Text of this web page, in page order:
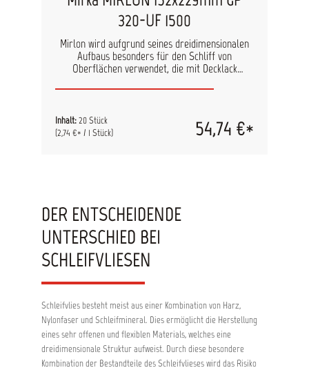
320-UF 1500
Mirlon wird aufgrund seines dreidimensionalen
Aufbaus besonders für den Schliff von
Oberflächen verwendet, die mit Decklack
Es erzielt effizient ein einheitliches Schliffbild.
(GP,VF)/Siliziumkarbid (UF,MF) Farbe: Grün
(GP)/Rot (VF)/Dunkelgrau (UF)/Bräunlich (MF)
Inhalt:20 Stück
(2,74 €* / 1 Stück)
54,74 €*
DER ENTSCHEIDENDE
UNTERSCHIED BEI
SCHLEIFVLIESEN
Schleifvlies besteht meist aus einer Kombination von Harz,
Nylonfaser und Schleifmineral. Dies ermöglicht die Herstellung
eines sehr offenen und flexiblen Materials, welches eine
dreidimensionale Struktur aufweist. Durch diese besondere
Kombination der Bestandteile des Schleifvlieses wird das Risiko